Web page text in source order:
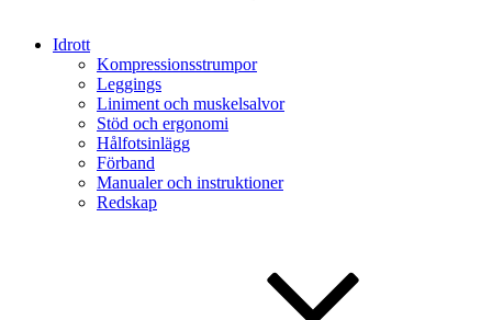
Idrott
Kompressionsstrumpor
Leggings
Liniment och muskelsalvor
Stöd och ergonomi
Hålfotsinlägg
Förband
Manualer och instruktioner
Redskap